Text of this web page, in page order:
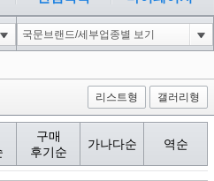
아이콘
'0:0:15' --
아이콘
0
리스트형 갤러리형
구매
후기순
가나다순 역순